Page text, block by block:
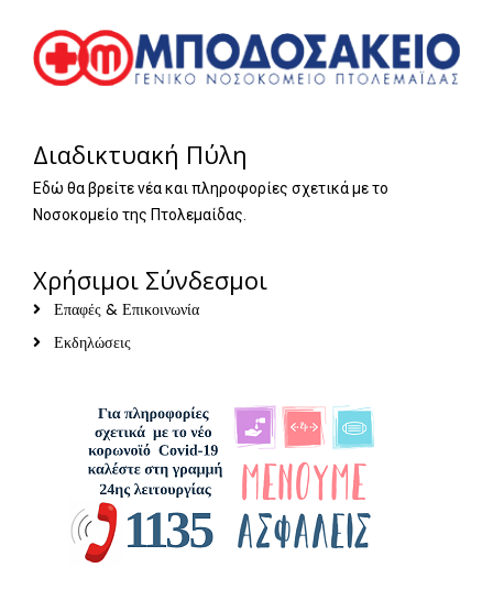
Διαδικτυακή Πύλη
Εδώ θα βρείτε νέα και πληροφορίες σχετικά με το
Νοσοκομείο της Πτολεμαίδας.
Χρήσιμοι Σύνδεσμοι
Επαφές & Επικοινωνία
Εκδηλώσεις